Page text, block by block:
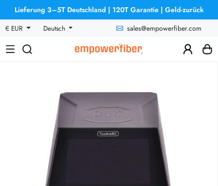
Lieferung 3–5T Deutschland | 120T Garantie | Geld-zurück
€ EUR
Deutsch sales@empowerfiber.com